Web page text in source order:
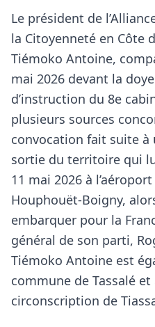
Le président de
la Citoyenneté en Côte
Tiémoko Antoine,
mai 2026 devant la
d’instruction du 8e
plusieurs sources
convocation fait suite
sortie du territoire qui
11 mai 2026 à
Houphouët-Boigny,
embarquer pour la
général de son parti,
Tiémoko Antoine est
commune de Tassalé
circonscription de